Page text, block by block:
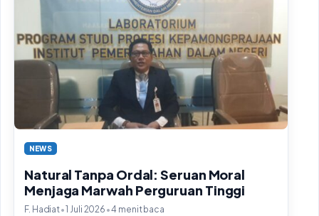
NEWS
Natural Tanpa Ordal: Seruan Moral
Menjaga Marwah Perguruan Tinggi
F. Hadiat•1 Juli 2026 •4 menit baca